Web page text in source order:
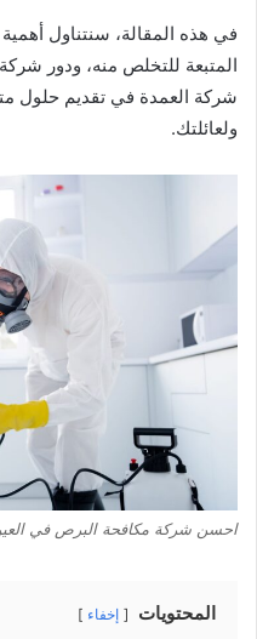
في هذه المقالة، سنتناول
المتبعة للتخلص منه، ودور
شركة العمدة في تقديم حلول
ولعائلتك.
احسن شركة مكافحة البرص في
المحتويات إخفاء